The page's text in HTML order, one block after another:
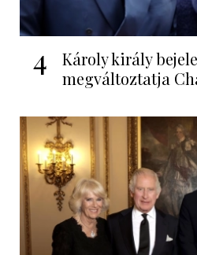
4
Károly király
megváltoztatja